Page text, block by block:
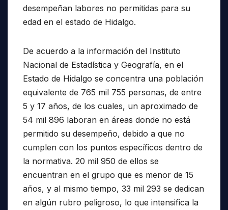
desempeñan labores no permitidas para su
edad en el estado de Hidalgo.
De acuerdo a la información del Instituto
Nacional de Estadística y Geografía, en el
Estado de Hidalgo se concentra una población
equivalente de 765 mil 755 personas, de entre
5 y 17 años, de los cuales, un aproximado de
54 mil 896 laboran en áreas donde no está
permitido su desempeño, debido a que no
cumplen con los puntos específicos dentro de
la normativa. 20 mil 950 de ellos se
encuentran en el grupo que es menor de 15
años, y al mismo tiempo, 33 mil 293 se dedican
en algún rubro peligroso, lo que intensifica la